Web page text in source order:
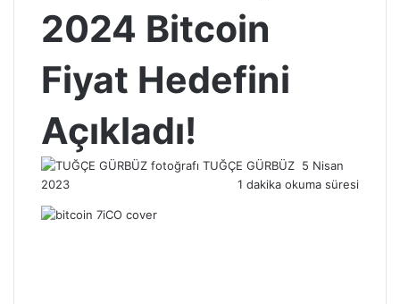
2024 Bitcoin
Fiyat Hedefini
Açıkladı!
TUĞÇE GÜRBÜZ Bir
e-
5 Nisan
2023
1 dakika okuma süresi